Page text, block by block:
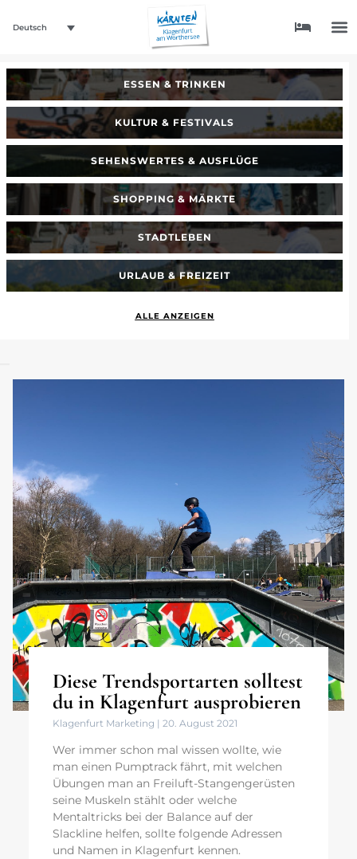
Deutsch
Diese Trendsportarten solltest
du in Klagenfurt ausprobieren
Klagenfurt Marketing 20. August 2021
Wer immer schon mal wissen wollte, wie
man einen Pumptrack fährt, mit welchen
Übungen man an Freiluft-Stangengerüsten
seine Muskeln stählt oder welche
Mentaltricks bei der Balance auf der
Slackline helfen, sollte folgende Adressen
und Namen in Klagenfurt kennen.
ESSEN & TRINKEN
KULTUR & FESTIVALS
SEHENSWERTES & AUSFLÜGE
SHOPPING & MÄRKTE
STADTLEBEN
URLAUB & FREIZEIT
ALLE ANZEIGEN